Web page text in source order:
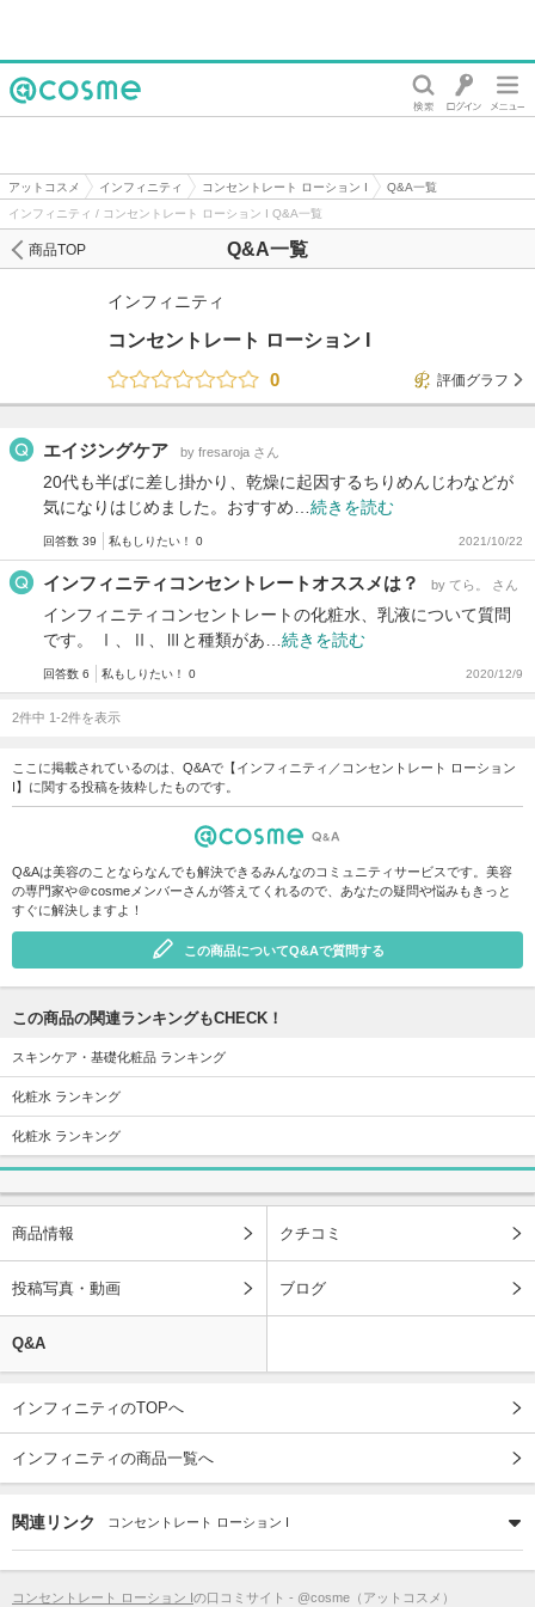
アットコスメ インフィニティ コンセントレート ローション I
Q&A一覧
インフィニティ / コンセントレート ローション I Q&A一覧
Q&A一覧
商品TOP
インフィニティ
コンセントレート ローション I
0
評価グラフ
エイジングケア by fresaroja さん
20代も半ばに差し掛かり、乾燥に起因するちりめんじわなどが
気になりはじめました。おすすめ… 続きを読む
回答数 39 私もしりたい！ 0 2021/10/22
インフィニティコンセントレートオススメは？ by てら。 さん
インフィニティコンセントレートの化粧水、乳液について質問
です。 Ⅰ、Ⅱ、Ⅲと種類があ… 続きを読む
回答数 6 私もしりたい！ 0 2020/12/9
2件中 1-2件を表示
ここに掲載されているのは、Q&Aで【インフィニティ／コンセントレート ローション
I】に関する投稿を抜粋したものです。
Q&Aは美容のことならなんでも解決できるみんなのコミュニティサービスです。美容
の専門家や＠cosmeメンバーさんが答えてくれるので、あなたの疑問や悩みもきっと
すぐに解決しますよ！
この商品についてQ&Aで質問する
この商品の関連ランキングもCHECK！
スキンケア・基礎化粧品 ランキング
化粧水 ランキング
化粧水 ランキング
商品情報 クチコミ
投稿写真・動画 ブログ
Q&A
インフィニティのTOPへ
インフィニティの商品一覧へ
関連リンク コンセントレート ローション I
コンセントレート ローション Iの口コミサイト - @cosme（アットコスメ）